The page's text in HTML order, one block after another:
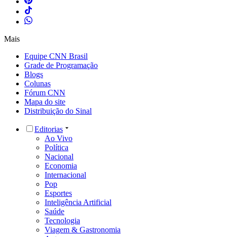
Mais
Equipe CNN Brasil
Grade de Programação
Blogs
Colunas
Fórum CNN
Mapa do site
Distribuição do Sinal
Editorias
Ao Vivo
Política
Nacional
Economia
Internacional
Pop
Esportes
Inteligência Artificial
Saúde
Tecnologia
Viagem & Gastronomia